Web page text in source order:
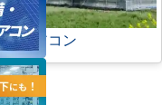
用エアコン